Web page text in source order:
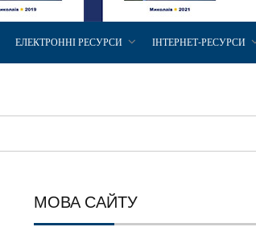
ЕЛЕКТРОННІ РЕСУРСИ ІНТЕРНЕТ-РЕСУРСИ
МОВА САЙТУ